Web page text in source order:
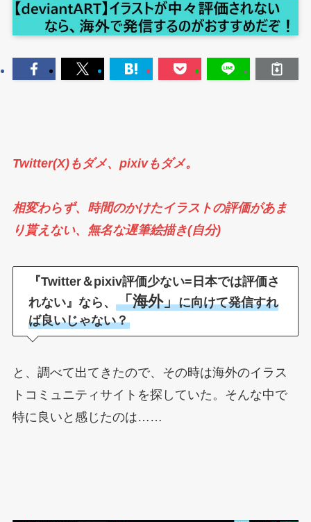
Twitter(X)もダメ、pixivもダメ。
相変わらず、時間のかけたイラストの評価があま
り貰えない、無名な遅筆絵描き(自分)
『Twitter＆pixiv評価少ない=日本では評価さ
れない』なら、「海外」に向けて発信すれ
ば良いじゃない？
と、調べて出てきたので、その時は海外のイラス
トコミュニティサイトを探していた。そんな中で
特に良いと感じたのは……